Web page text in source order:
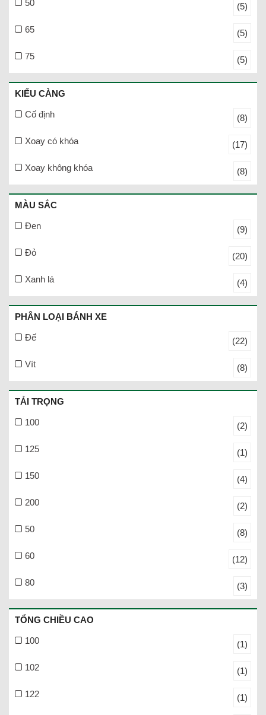
50 (5)
65 (5)
75 (5)
KIỂU CÀNG
Cố định (8)
Xoay có khóa (17)
Xoay không khóa (8)
MÀU SẮC
Đen (9)
Đỏ (20)
Xanh lá (4)
PHÂN LOẠI BÁNH XE
Đế (22)
Vít (8)
TẢI TRỌNG
100 (2)
125 (1)
150 (4)
200 (2)
50 (8)
60 (12)
80 (3)
TỔNG CHIỀU CAO
100 (1)
102 (1)
122 (1)